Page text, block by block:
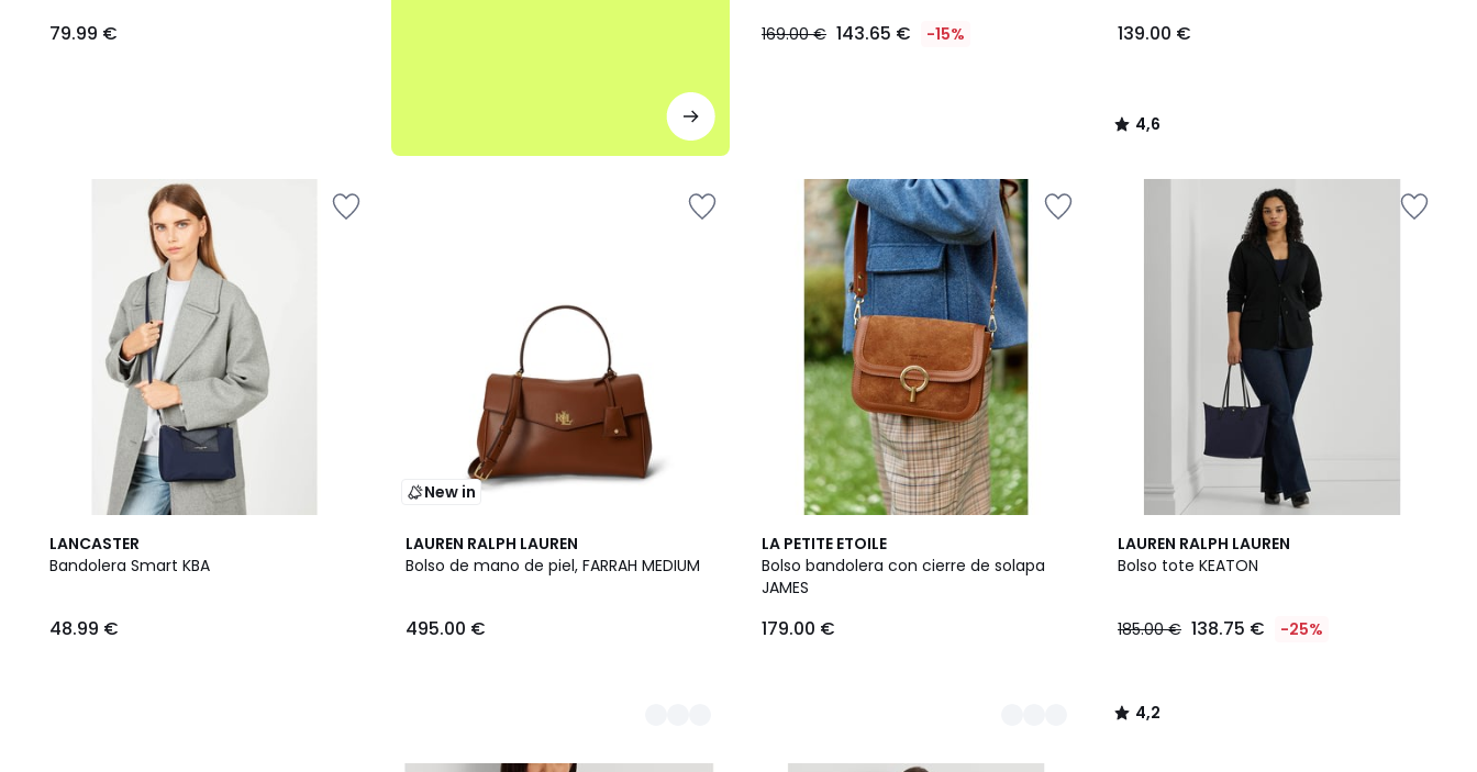
79.99 € 169.00 € 143.65 € -15% 139.00 €
4,6
/
LANCASTER
Bandolera Smart KBA
48.99 €
New in
LAUREN RALPH LAUREN
Bolso de mano de piel, FARRAH MEDIUM
495.00 €
2
Colores
LA PETITE ETOILE
Bolso bandolera con cierre de solapa
JAMES
179.00 €
2
Colores
LAUREN RALPH LAUREN
Bolso tote KEATON
185.00 € 138.75 € -25%
4,2
/ 5
4,2
/